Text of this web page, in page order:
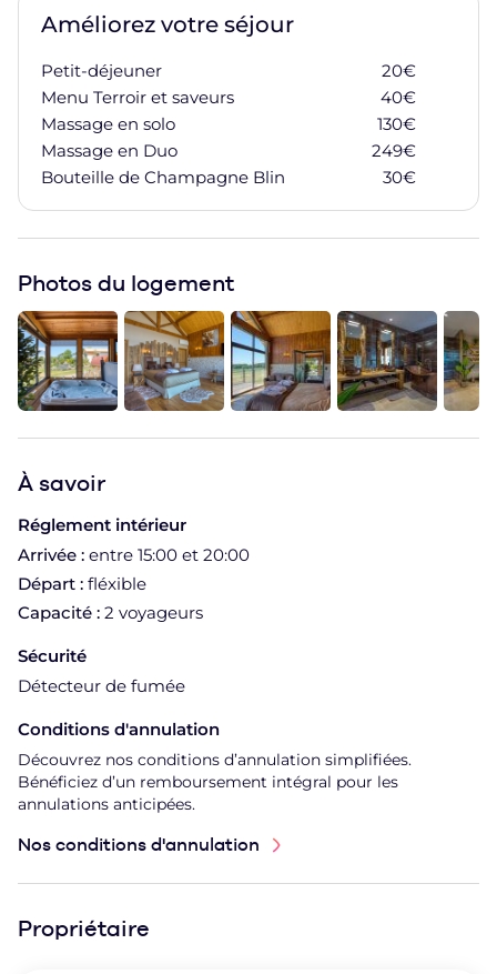
Améliorez votre séjour
Petit-déjeuner 20€
Menu Terroir et saveurs
40€
Massage en solo
130€
Massage en Duo
249€
Bouteille de Champagne Blin
30€
Photos du logement
À savoir
Réglement intérieur
Arrivée : entre 15:00 et 20:00
Départ : fléxible
Capacité : 2 voyageurs
Sécurité
Détecteur de fumée
Conditions d'annulation
Découvrez nos conditions d’annulation simplifiées.
Bénéficiez d’un remboursement intégral pour les
annulations anticipées.
Nos conditions d'annulation
Propriétaire